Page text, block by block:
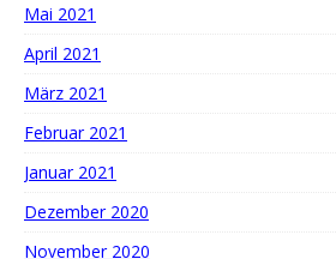
Mai 2021
April 2021
März 2021
Februar 2021
Januar 2021
Dezember 2020
November 2020